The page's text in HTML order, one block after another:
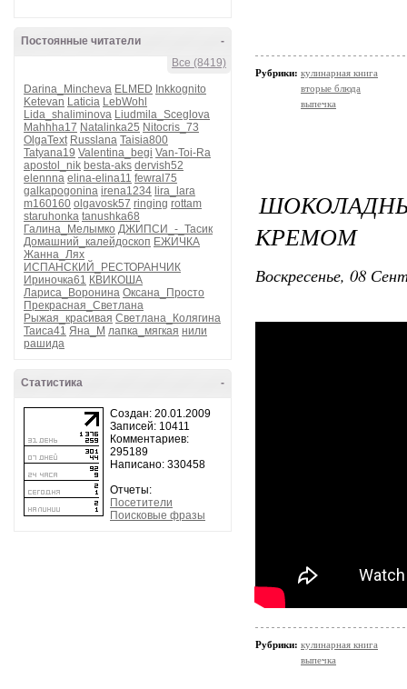
-
Постоянные читатели
Все (8419)
Darina_Mincheva ELMED Inkkognito
Ketevan Laticia LebWohl
Lida_shaliminova Liudmila_Sceglova
Mahhha17 Natalinka25 Nitocris_73
OlgaText Russlana Taisia800
Tatyana19 Valentina_begi Van-Toi-Ra
apostol_nik besta-aks dervish52
elennna elina-elina11 fewral75
galkapogonina irena1234 lira_lara
m160160 olgavosk57 ringing rottam
staruhonka tanushka68
Галина_Мелымко ДЖИПСИ_-_Тасик
Домашний_калейдоскоп ЕЖИЧКА
Жанна_Лях
ИСПАНСКИЙ_РЕСТОРАНЧИК
Ириночка61 КВИКОША
Лариса_Воронина Оксана_Просто
Прекрасная_Светлана
Рыжая_красивая Светлана_Колягина
Таиса41 Яна_М лапка_мягкая нили
рашида
-
Статистика
Создан: 20.01.2009
Записей: 10411
Комментариев:
295189
Написано: 330458
Отчеты:
Посетители
Поисковые фразы
Рубрики: кулинарная книга
вторые блюда
выпечка
КРЕМОМ
Воскресенье, 08
Рубрики: кулинарная книга
выпечка